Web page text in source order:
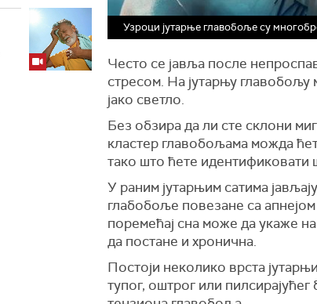
Узроци јутарње главобоље су
Често се јавља после
стресом. На јутарњу главобољу
јако светло.
Без обзира да ли сте склони
кластер главобољама можда
тако што ћете идентификовати
У раним јутарњим сатима
глабобоље повезане са
поремећај сна може да укаже
да постане и хронична.
Постоји неколико врста
тупог, оштрог или пилсирајућег